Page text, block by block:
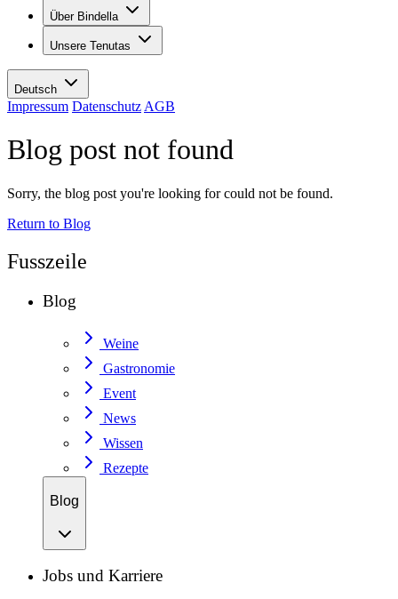
Übersicht
Offene Stellen
Ihre Vorteile
Werte
Über Bindella
Geschichte
Les Moby Dicks
Kontakte
Nachhaltigkeit
Unsere Tenutas
Deutsch
Impressum Datenschutz AGB
Blog post not found
Sorry, the blog post you're looking for could not be found.
Return to Blog
Fusszeile
Blog
Weine
Gastronomie
Event
News
Wissen
Rezepte
Blog
Jobs und Karriere